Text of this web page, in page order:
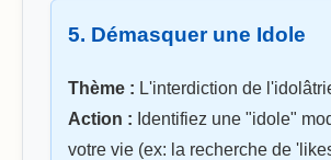
5. Démasquer une Idole
Thème : L'interdiction de
Action : Identifiez une "idole"
votre vie (ex: la recherche de